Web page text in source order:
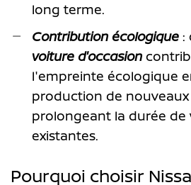
long terme.
Contribution écologique :
voiture d'occasion
l'empreinte écologique
production de
prolongeant la durée de
existantes.
Pourquoi choisir